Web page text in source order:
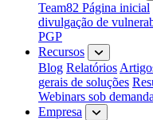
Team82 Página inicial
divulgação de
PGP
Recursos
Blog Relatórios
gerais de soluções
Webinars sob
Empresa